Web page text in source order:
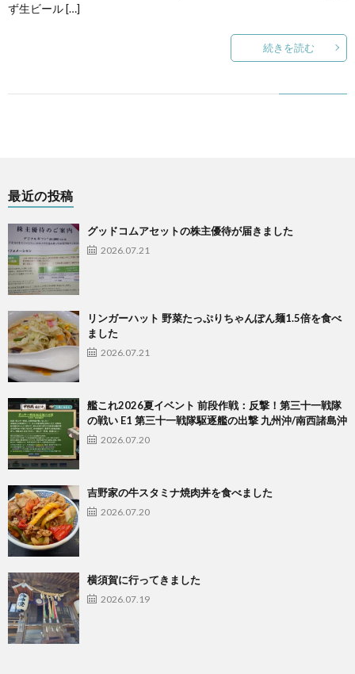
ず生ビール […]
続きを読む
最近の投稿
グッドコムアセットの株主優待が届きました
2026.07.21
リンガーハット 野菜たっぷりちゃんぽん麺1.5倍を食べ
ました
2026.07.21
艦これ2026夏イベント 前段作戦：反撃！第三十一戦隊
の戦い E1 第三十一戦隊駆逐艦の出撃 九州沖/南西諸島沖
2026.07.20
吉野家の牛スタミナ焼肉丼を食べました
2026.07.20
横須賀に行ってきました
2026.07.19